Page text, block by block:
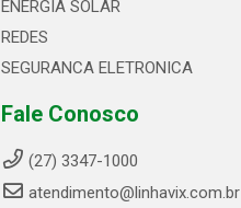
ENERGIA SOLAR
REDES
SEGURANCA ELETRONICA
Fale Conosco
(27) 3347-1000
atendimento@linhavix.com.br